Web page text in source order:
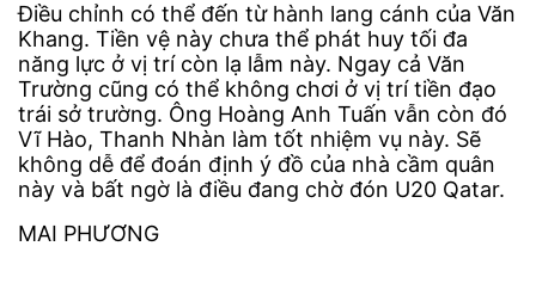
Điều chỉnh có thể đến từ hành lang cánh của Văn
Khang. Tiền vệ này chưa thể phát huy tối đa
năng lực ở vị trí còn lạ lẫm này. Ngay cả Văn
Trường cũng có thể không chơi ở vị trí tiền đạo
trái sở trường. Ông Hoàng Anh Tuấn vẫn còn đó
Vĩ Hào, Thanh Nhàn làm tốt nhiệm vụ này. Sẽ
không dễ để đoán định ý đồ của nhà cầm quân
này và bất ngờ là điều đang chờ đón U20 Qatar.
MAI PHƯƠNG